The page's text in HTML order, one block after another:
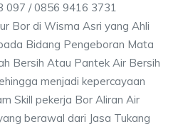
097 / 0856 9416 3731
Bor di Wisma Asri yang Ahli
Bidang Pengeboran Mata
Bersih Atau Pantek Air Bersih
menjadi kepercayaan
Skill pekerja Bor Aliran Air
berawal dari Jasa Tukang